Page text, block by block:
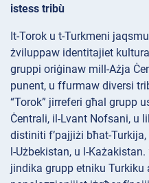
istess tribù
It-Torok u t-Turkmeni
żviluppaw identitajiet
gruppi oriġinaw mill-Ażja
punent, u ffurmaw diversi
“Torok” jirreferi għal grupp
Ċentrali, il-Lvant Nofsani, u
distiniti f’pajjiżi bħat-
l-Użbekistan, u l-
jindika grupp etniku